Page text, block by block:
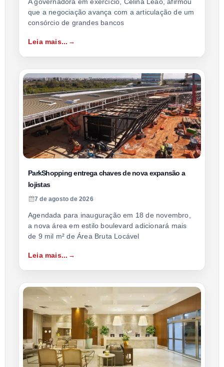
que a negociação avança com a articulação de um
consórcio de grandes bancos
Leia mais...
ParkShopping entrega chaves de nova expansão a
lojistas
7 de agosto de 2026
Agendada para inauguração em 18 de novembro,
a nova área em estilo boulevard adicionará mais
de 9 mil m² de Área Bruta Locável
Leia mais...